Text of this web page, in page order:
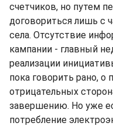
счетчиков, но путем
договориться лишь с
села. Отсутствие
кампании - главный
реализации
пока говорить рано, о
отрицательных
завершению. Но уже
потребление